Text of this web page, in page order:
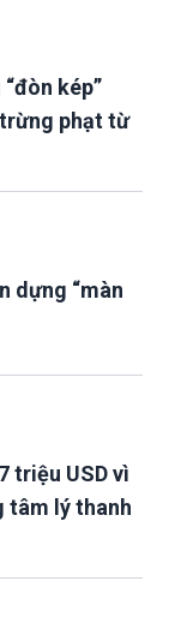
kép”
phạt từ
dựng “màn
triệu USD vì
tâm lý thanh